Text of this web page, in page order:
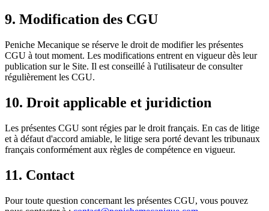
9. Modification des CGU
Peniche Mecanique se réserve le droit de modifier les présentes
CGU à tout moment. Les modifications entrent en vigueur dès leur
publication sur le Site. Il est conseillé à l'utilisateur de consulter
régulièrement les CGU.
10. Droit applicable et juridiction
Les présentes CGU sont régies par le droit français. En cas de litige
et à défaut d'accord amiable, le litige sera porté devant les tribunaux
français conformément aux règles de compétence en vigueur.
11. Contact
Pour toute question concernant les présentes CGU, vous pouvez